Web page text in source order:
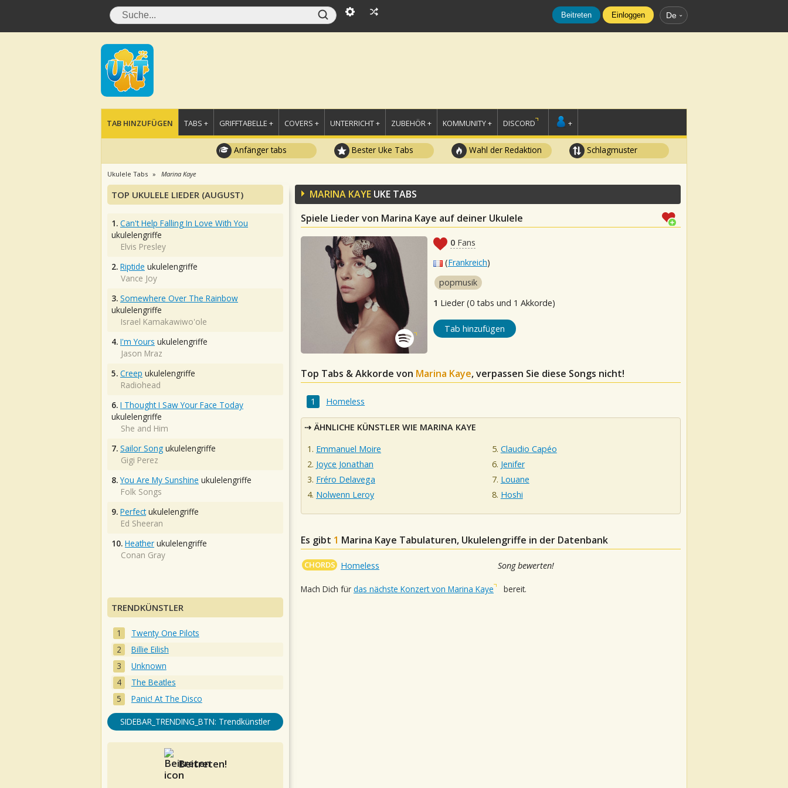
Beitreten Einloggen De
TAB HINZUFÜGEN TABS + GRIFFTABELLE + COVERS + UNTERRICHT + ZUBEHÖR + KOMMUNITY + DISCORD +
Anfänger tabs Bester Uke Tabs Wahl der Redaktion Schlagmuster
Ukulele Tabs Marina Kaye
MARINA KAYE UKE TABS
Spiele Lieder von Marina Kaye auf deiner Ukulele
0 Fans
(Frankreich)
popmusik
1 Lieder (0 tabs und 1 Akkorde)
Tab hinzufügen
Top Tabs & Akkorde von Marina Kaye, verpassen Sie diese Songs nicht!
Homeless
ÄHNLICHE KÜNSTLER WIE MARINA KAYE
Emmanuel Moire
Joyce Jonathan
Fréro Delavega
Nolwenn Leroy
Claudio Capéo
Jenifer
Louane
Hoshi
Es gibt 1 Marina Kaye Tabulaturen, Ukulelengriffe in der Datenbank
CHORDS Homeless Song bewerten!
Mach Dich für das nächste Konzert von Marina Kaye bereit.
TOP UKULELE LIEDER (AUGUST)
1. Can't Help Falling In Love With You
ukulelengriffe
Elvis Presley
2. Riptide ukulelengriffe
Vance Joy
3. Somewhere Over The Rainbow
ukulelengriffe
Israel Kamakawiwo'ole
4. I'm Yours ukulelengriffe
Jason Mraz
5. Creep ukulelengriffe
Radiohead
6. I Thought I Saw Your Face Today
ukulelengriffe
She and Him
7. Sailor Song ukulelengriffe
Gigi Perez
8. You Are My Sunshine ukulelengriffe
Folk Songs
9. Perfectukulelengriffe
Ed Sheeran
10. Heather ukulelengriffe
Conan Gray
TRENDKÜNSTLER
Twenty One Pilots
Billie Eilish
Unknown
The Beatles
Panic! At The Disco
SIDEBAR_TRENDING_BTN: Trendkünstler
Beitreten!